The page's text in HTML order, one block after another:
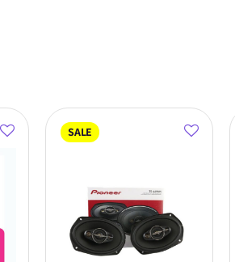
SALE